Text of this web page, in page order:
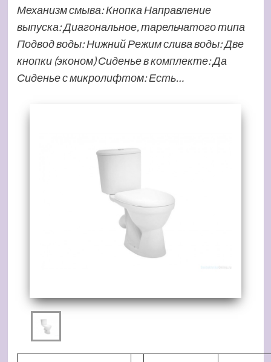
Механизм смыва: Кнопка Направление
выпуска: Диагональное, тарельчатого типа
Подвод воды: Нижний Режим слива воды: Две
кнопки (эконом) Сиденье в комплекте: Да
Сиденье с микролифтом: Есть…